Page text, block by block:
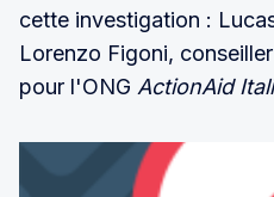
cette investigation :
Lorenzo Figoni,
pour l'ONG ActionAid